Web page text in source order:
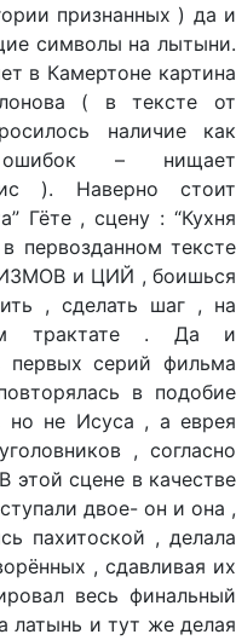
признанных ) да и
символы на лытыни.
в Камертоне картина
( в тексте от
наличие как
– нищает
). Наверно стоит
Гёте , сцену : “Кухня
первозданном тексте
ИЗМОВ и ЦИЙ , боишься
, сделать шаг , на
трактате . Да и
первых серий фильма
в подобие
но не Исуса , а еврея
, согласно
этой сцене в качестве
двое- он и она ,
пахитоской , делала
, сдавливая их
весь финальный
латынь и тут же делая